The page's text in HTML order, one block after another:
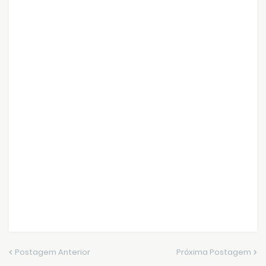
Postagem Anterior Próxima Postagem